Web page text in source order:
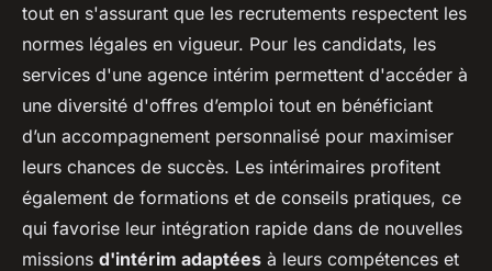
tout en s'assurant que les recrutements respectent les
normes légales en vigueur. Pour les candidats, les
services d'une agence intérim permettent d'accéder à
une diversité d'offres d’emploi tout en bénéficiant
d’un accompagnement personnalisé pour maximiser
leurs chances de succès. Les intérimaires profitent
également de formations et de conseils pratiques, ce
qui favorise leur intégration rapide dans de nouvelles
missions d'intérim adaptées à leurs compétences et